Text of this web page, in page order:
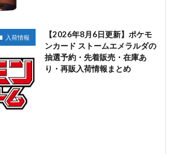
入荷情報
【2026年8月6日更新】ポケモ
ンカード ストームエメラルダの
抽選予約・先着販売・在庫あ
り・再販入荷情報まとめ